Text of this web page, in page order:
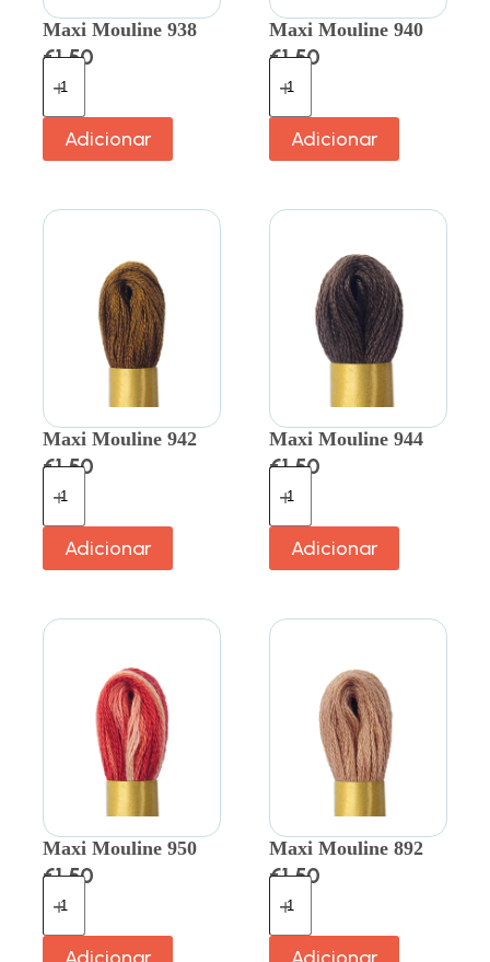
Maxi Mouline 938
€1.50
Adicionar
Maxi Mouline 940
€1.50
Adicionar
Maxi Mouline 942
€1.50
Adicionar
Maxi Mouline 944
€1.50
Adicionar
Maxi Mouline 950
€1.50
Maxi Mouline 892
€1.50